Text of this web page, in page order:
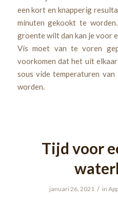
een kort en knapperig
minuten gekookt te
groente wilt dan kan je voor
Vis moet van te voren
voorkomen dat het uit
sous vide temperaturen
worden.
Tijd voor
januari 26, 2021 / in